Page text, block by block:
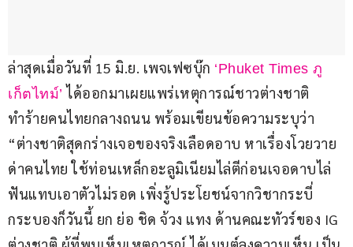
ล่าสุดเมื่อวันที่ 15 มิ.ย. เพจเฟซบุ๊ก ‘Phuket Times ภู
เก็ตไทม์’ ได้ออกมาเผยแพร่เหตุการณ์ชาวต่างชาติ
ทำร้ายคนไทยกลางถนน พร้อมเขียนข้อความระบุว่า
“ต่างชาติสุดกร่างเจอของจริงเลือดอาบ หาเรื่องโวยวาย
ด่าคนไทย ใช้ท่อนเหล็กอะลูมิเนียมไล่ตีก่อนเจอดาบไล่
ฟันแทบเอาตัวไม่รอด เพิ่งรู้ประโยชน์จากวิชากระบี่
กระบองก็วันนี้ ยก ย่อ ชิด จ้วง แทง ด้านคณะทัวร์ของ IG